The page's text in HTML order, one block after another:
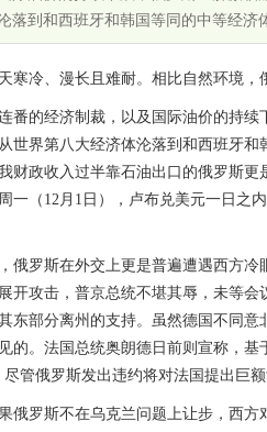
落到和西班牙和韩国等同的中等经济
寒冷、漫长且难耐。相比自然环境，
番的经济制裁，以及国际油价的持
世界第八大经济体沦落到和西班牙
财政收入过半靠石油出口的俄罗斯
一（12月1日），卢布兑美元一日之
俄罗斯在外交上更是普遍遭遇西方冷
开攻击，普京总统不堪其辱，未等
东部分离州的支持。虽然德国不同
的。法国总统奥朗德日前则宣称，
尽管俄罗斯发出违约将对法国提出巨
俄罗斯不在乌克兰问题上让步，西